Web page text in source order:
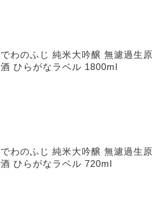
でわのふじ 純米大吟醸 無濾過生原
酒 ひらがなラベル 1800ml
でわのふじ 純米大吟醸 無濾過生原
酒 ひらがなラベル 720ml